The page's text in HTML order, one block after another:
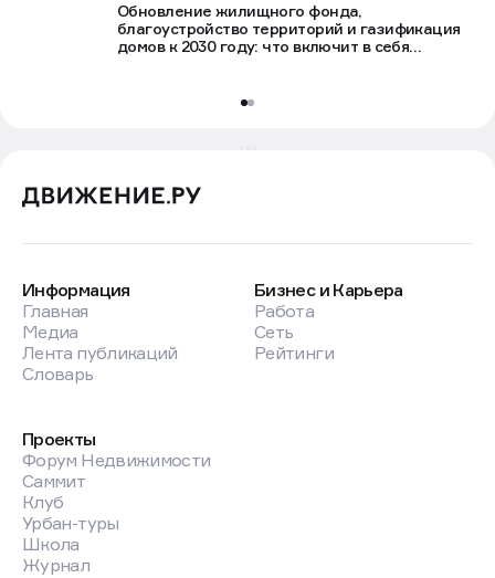
Обновление жилищного фонда,
благоустройство территорий и газификация
домов к 2030 году: что включит в себя
Информация
Главная
Медиа
Лента публикаций
Словарь
Бизнес и Карьера
Работа
Сеть
Рейтинги
Проекты
Форум Недвижимости
Саммит
Клуб
Урбан-туры
Школа
Журнал